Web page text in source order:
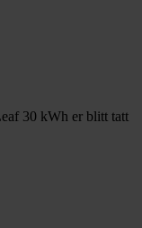
30 kWh er blitt tatt